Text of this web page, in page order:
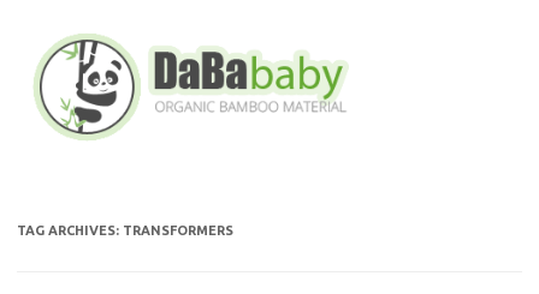
content
TAG ARCHIVES: TRANSFORMERS